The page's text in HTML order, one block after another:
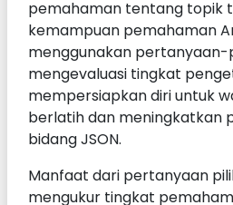
pemahaman tentang topik
kemampuan pemahaman
menggunakan
mengevaluasi tingkat
mempersiapkan diri untuk
berlatih dan meningkatkan
bidang JSON.
Manfaat dari pertanyaan
mengukur tingkat